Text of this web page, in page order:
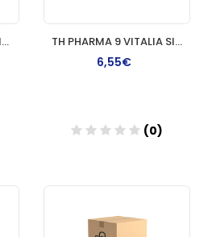
TH PHARMA 1 VITALIA SIN AMONIACO COLORACION TH PHARMA 9 VITALIA SIN AMONIACO COLORACION
6,55€
(0)